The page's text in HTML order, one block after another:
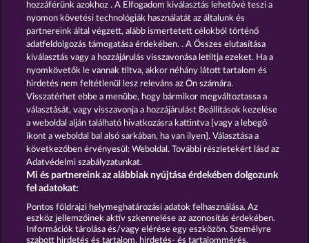
JACK POTTER & THE BOOK OF DYNASTIES 6 RAMSES BOOK
Részvételi feltételek
Adatkezelési tájékoztató Impresszum
A cég GYIK
hozzáférünk azokhoz . A Elfogadom kiválasztás lehetővé teszi a
nyomon követési technológiák használatát az általunk és
partnereink által végzett, alább ismertetett célokból történő
adatfeldolgozás támogatása érdekében. . A Összes elutasítása
kiválasztás vagy a hozzájárulás visszavonása letiltja ezeket. Ha a
nyomkövetők le vannak tiltva, akkor néhány látott tartalom és
hirdetés nem feltétlenül lesz releváns az Ön számára.
Visszatérhet ebbe a menübe, hogy bármikor megváltoztassa a
választását, vagy visszavonja a hozzájárulást Beállítások kezelése
a weboldal alján található hivatkozásra kattintva [vagy a lebegő
ikont a weboldal bal alsó sarkában, ha van ilyen]. Választása a
következőben érvényesül: Weboldal. További részletekért lásd az
Adatvédelmi szabályzatunkat.
Mi és partnereink az alábbiak nyújtása érdekében dolgozunk
fel adatokat:
Pontos földrajzi helymeghatározási adatok felhasználása. Az
eszköz jellemzőinek aktív szkennelése az azonosítás érdekében.
Információk tárolása és/vagy elérése egy eszközön. Személyre
szabott hirdetés és tartalom, hirdetés- és tartalommérés,